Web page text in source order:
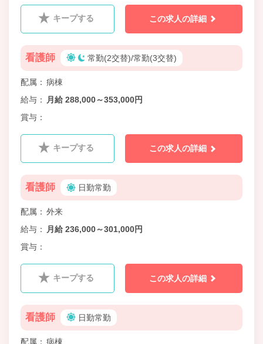
キープする この求人の詳細
看護師 常勤(2交替)/常勤(3交替)
配属
病棟
給与
月給 288,000～353,000円
賞与
キープする この求人の詳細
看護師 日勤常勤
配属
外来
給与
月給 236,000～301,000円
賞与
キープする この求人の詳細
看護師 日勤常勤
配属
病棟